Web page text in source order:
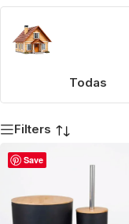
Todas
Filters
Save